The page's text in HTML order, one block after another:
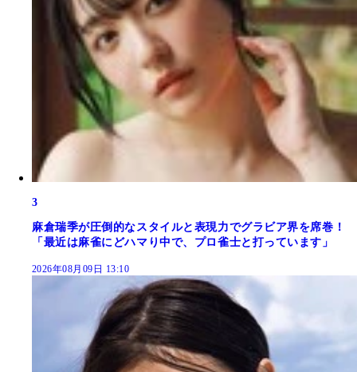
3
麻倉瑞季が圧倒的なスタイルと表現力でグラビア界を席巻！
「最近は麻雀にどハマり中で、プロ雀士と打っています」
2026年08月09日 13:10